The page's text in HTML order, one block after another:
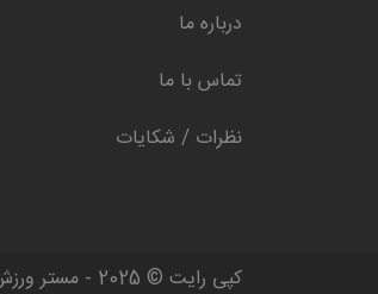
درباره ما
تماس با ما
نظرات / شکایات
کپی رایت © 2025 - مستر ورزش | طراحی سایت دارکوب